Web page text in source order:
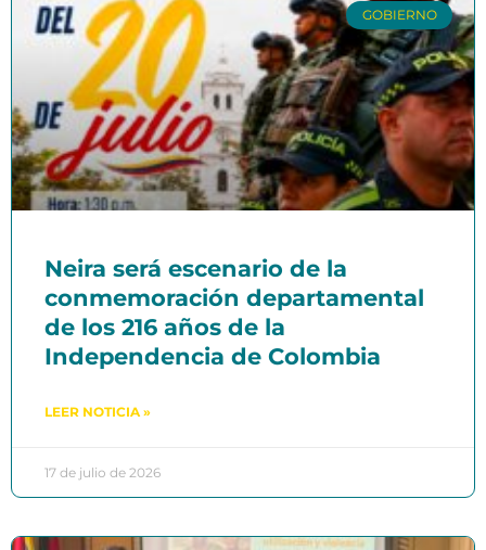
GOBIERNO
Neira será escenario de la
conmemoración departamental
de los 216 años de la
Independencia de Colombia
LEER NOTICIA »
17 de julio de 2026